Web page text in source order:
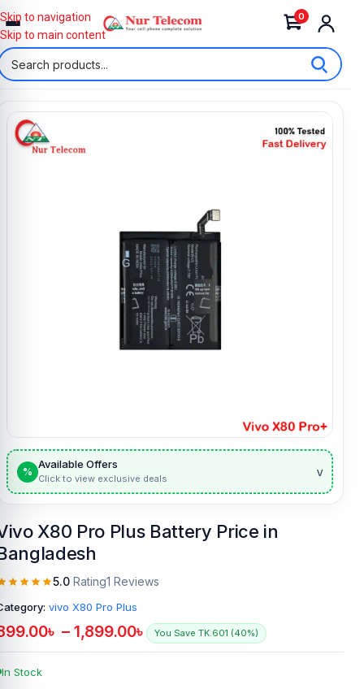
0
Skip to navigation
Skip to main content
%
Available Offers
Click to view exclusive deals v
X80 Pro Plus Battery Price in
5.0 Rating1 Reviews
vivo X80 Pro Plus
৳ – 1,899.00৳ You Save TK.601 (40%)
In Stock